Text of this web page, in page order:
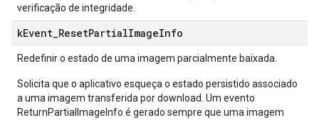
verificação de integridade.
kEvent ResetPartialImageInfo
Redefinir o estado de uma imagem parcialmente baixada.
Solicita que o aplicativo esqueça o estado persistido associado
a uma imagem transferida por download. Um evento
ReturnPartialImageInfo é gerado sempre que uma imagem